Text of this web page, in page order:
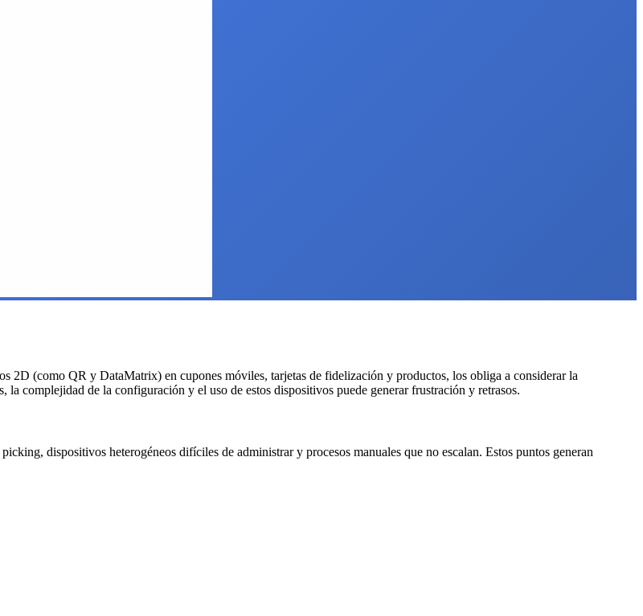
2D (como QR y DataMatrix) en cupones móviles, tarjetas de fidelización y productos, los obliga a considerar la
complejidad de la configuración y el uso de estos dispositivos puede generar frustración y retrasos.
dispositivos heterogéneos difíciles de administrar y procesos manuales que no escalan. Estos puntos generan